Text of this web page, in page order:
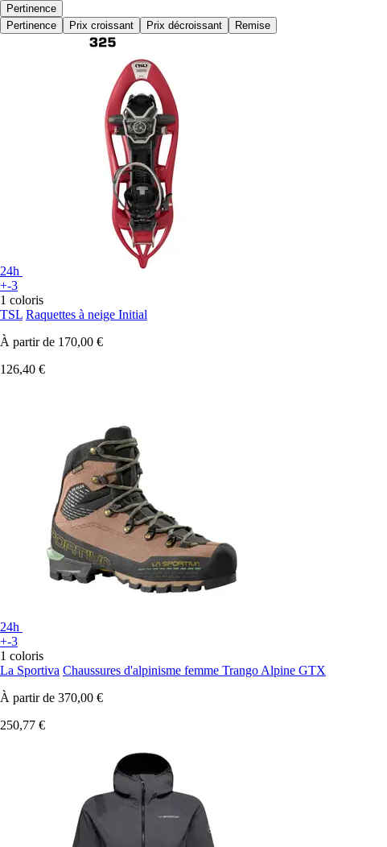
Pertinence
Pertinence
Prix croissant Prix décroissant Remise
24h
+-3
1 coloris
TSL Raquettes à neige Initial
À partir de 170,00 €
126,40 €
24h
+-3
1 coloris
La Sportiva Chaussures d'alpinisme femme Trango Alpine GTX
À partir de 370,00 €
250,77 €